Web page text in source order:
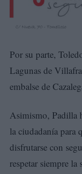
Por su parte,
Lagunas de
embalse de
Asimismo, Padilla
la ciudadanía para
disfrutarse con
respetar siempre